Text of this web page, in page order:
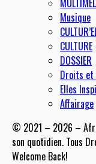
Musique
CULTURE
DOSSIER
Droits et
Elles
Affairage
© 2021 – 2026 –
son quotidien. Tous
Welcome Back!